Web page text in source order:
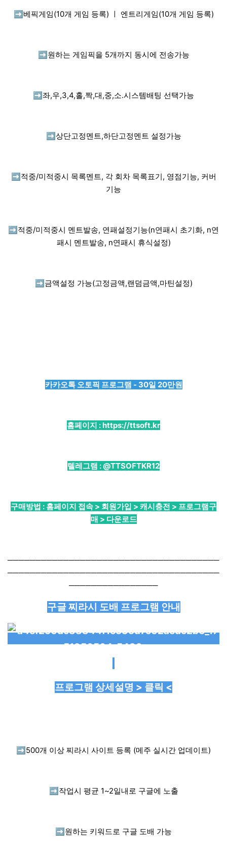
➡️ 베픽게임(10개 게임 등록) ㅣ 엔트리게임(10개 게임 등록)
➡️ 원하는 게임픽을 5개까지 동시에 전송가능
➡️ 좌,우,3,4,홀,짝,대,중,소.시스템배팅 선택가능
➡️ 상단고정멘트,하단고정멘트 설정가능
➡️ 적중/미적중시 목록멘트, 각 회차 목록표기, 영점기능, 커버
기능
➡️ 적중/미적중시 멘트발송, 연패설정기능(n연패시 초기화, n연
패시 멘트발송, n연패시 휴식설정)
➡️ 금액설정 가능(고정금액,랜덤금액,마틴설정)
카카오톡 오토픽 프로그램 - 30일 20만원
홈페이지 :https://ttsoft.kr
텔레그램 : @TTSOFTKR12
구매방법 : 홈페이지 접속 > 회원가입 > 캐시충전 > 프로그램구
매 > 다운로드
──────────────────────────────────────
──────────────────────────────────────
────────────────
구글 찌라시 도배 프로그램 안내
프로그램 상세설명 > 클릭 <
➡️ 500개 이상 찌라시 사이트 등록 (메주 실시간 업데이트)
➡️ 작업시 평균 1~2일내로 구글에 노출
➡️ 원하는 키워드로 구글 도배 가능